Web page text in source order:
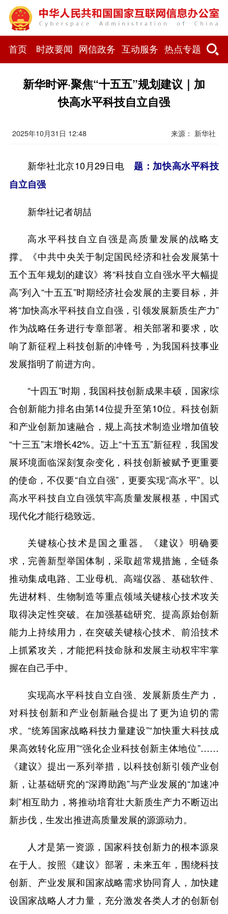
首页 时政要闻 网信政务 互动服务 热点专题
新华时评·聚焦“十五五”规划建议｜加
快高水平科技自立自强
2025年10月31日 12:48 来源： 新华社
新华社北京10月29日电 题：加快高水平科技
自立自强
新华社记者胡喆
高水平科技自立自强是高质量发展的战略支
撑。《中共中央关于制定国民经济和社会发展第十
五个五年规划的建议》将“科技自立自强水平大幅提
高”列入“十五五”时期经济社会发展的主要目标，并
将“加快高水平科技自立自强，引领发展新质生产力”
作为战略任务进行专章部署。相关部署和要求，吹
响了新征程上科技创新的冲锋号，为我国科技事业
发展指明了前进方向。
“十四五”时期，我国科技创新成果丰硕，国家综
合创新能力排名由第14位提升至第10位。科技创新
和产业创新加速融合，规上高技术制造业增加值较
“十三五”末增长42%。迈上“十五五”新征程，我国发
展环境面临深刻复杂变化，科技创新被赋予更重要
的使命，不仅要“自立自强”，更要实现“高水平”。以
高水平科技自立自强筑牢高质量发展根基，中国式
现代化才能行稳致远。
关键核心技术是国之重器。《建议》明确要
求，完善新型举国体制，采取超常规措施，全链条
推动集成电路、工业母机、高端仪器、基础软件、
先进材料、生物制造等重点领域关键核心技术攻关
取得决定性突破。在加强基础研究、提高原始创新
能力上持续用力，在突破关键核心技术、前沿技术
上抓紧攻关，才能把科技命脉和发展主动权牢牢掌
握在自己手中。
实现高水平科技自立自强、发展新质生产力，
对科技创新和产业创新融合提出了更为迫切的需
求。“统筹国家战略科技力量建设”“加快重大科技成
果高效转化应用”“强化企业科技创新主体地位”……
《建议》提出一系列举措，以科技创新引领产业创
新，让基础研究的“深蹲助跑”与产业发展的“加速冲
刺”相互助力，将推动培育壮大新质生产力不断迈出
新步伐，生发出推进高质量发展的源源动力。
人才是第一资源，国家科技创新力的根本源泉
在于人。按照《建议》部署，未来五年，围绕科技
创新、产业发展和国家战略需求协同育人，加快建
设国家战略人才力量，充分激发各类人才的创新创